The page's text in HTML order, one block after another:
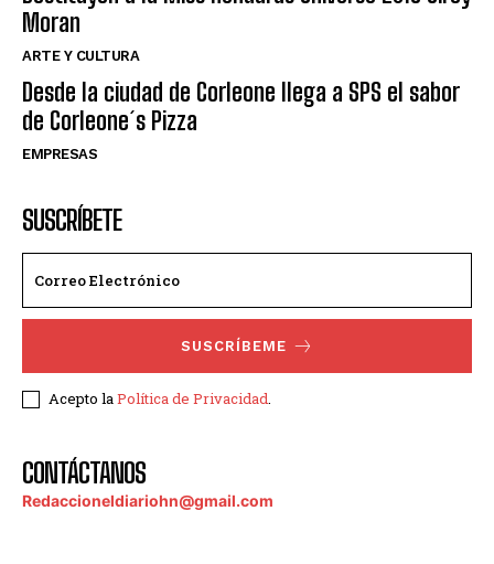
Moran
ARTE Y CULTURA
Desde la ciudad de Corleone llega a SPS el sabor
de Corleone´s Pizza
EMPRESAS
SUSCRÍBETE
SUSCRÍBEME
Acepto laPolítica de Privacidad.
CONTÁCTANOS
Redaccioneldiariohn@gmail.com